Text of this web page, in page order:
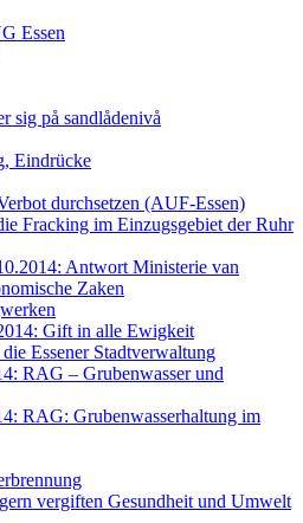
Essen
sig på sandlådenivå
Eindrücke
durchsetzen (AUF-Essen)
Fracking im Einzugsgebiet der Ruhr
Antwort Ministerie van
Zaken
Gift in alle Ewigkeit
Essener Stadtverwaltung
RAG – Grubenwasser und
RAG: Grubenwasserhaltung im
vergiften Gesundheit und Umwelt